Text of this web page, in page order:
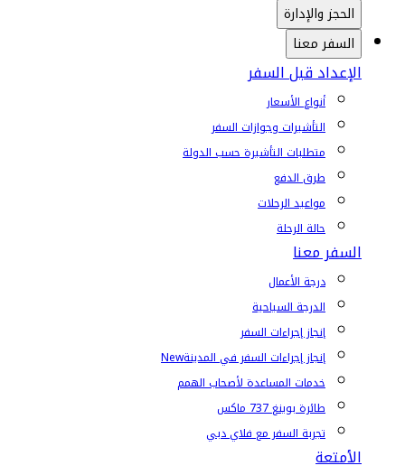
الحجز والإدارة
السفر معنا
الإعداد قبل السفر
أنواع الأسعار
التأشيرات وجوازات السفر
متطلبات التأشيرة حسب الدولة
طرق الدفع
مواعيد الرحلات
حالة الرحلة
السفر معنا
درجة الأعمال
الدرجة السياحية
إنجاز إجراءات السفر
إنجاز إجراءات السفر في المدينةNew
خدمات المساعدة لأصحاب الهمم
طائرة بوينغ 737 ماكس
تجربة السفر مع فلاي دبي
الأمتعة